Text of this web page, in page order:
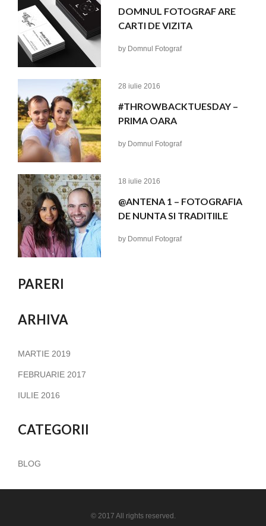
DOMNUL FOTOGRAF ARE
CARTI DE VIZITA
by Domnul Fotograf
28 iulie 2016
#THROWBACKTUESDAY –
PRIMA OARA
by Domnul Fotograf
18 iulie 2016
@ANTENA 1 – FOTOGRAFIA
DE NUNTA SI TRADITIILE
by Domnul Fotograf
PARERI
ARHIVA
MARTIE 2019
FEBRUARIE 2017
IULIE 2016
CATEGORII
BLOG
© 2017 All rights reserved.